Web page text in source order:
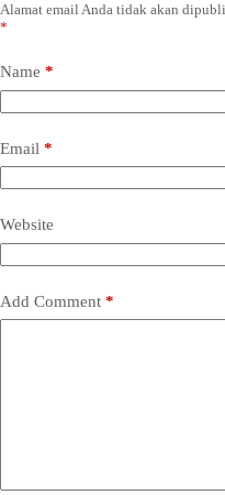
Alamat email Anda tidak akan
*
Name *
Email *
Website
Add Comment *